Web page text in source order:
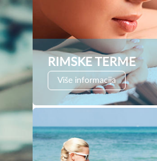
RIMSKE TERME
Više informacija